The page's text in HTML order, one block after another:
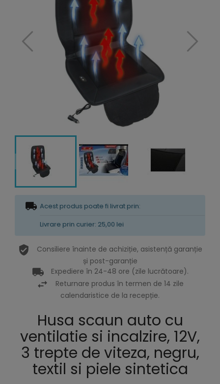
Acest produs poate fi livrat prin:
Livrare prin curier: 25,00 lei
Consiliere înainte de achiziție, asistență garanție
și post-garanție
Expediere în 24-48 ore (zile lucrătoare).
Returnare produs în termen de 14 zile
calendaristice de la recepție.
Husa scaun auto cu
ventilatie si incalzire, 12V,
3 trepte de viteza, negru,
textil si piele sintetica